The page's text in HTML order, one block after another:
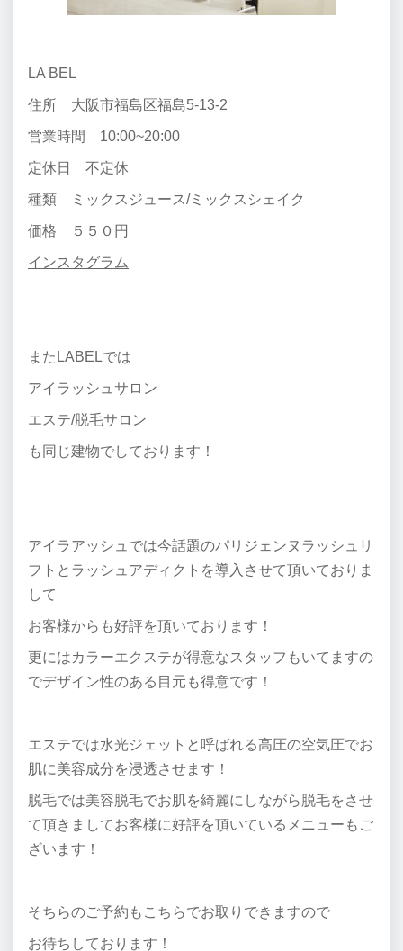
LA BEL
住所 大阪市福島区福島5-13-2
営業時間 10:00~20:00
定休日 不定休
種類 ミックスジュース/ミックスシェイク
価格 ５５０円
インスタグラム
またLABELでは
アイラッシュサロン
エステ/脱毛サロン
も同じ建物でしております！
アイラアッシュでは今話題のパリジェンヌラッシュリ
フトとラッシュアディクトを導入させて頂いておりま
して
お客様からも好評を頂いております！
更にはカラーエクステが得意なスタッフもいてますの
でデザイン性のある目元も得意です！
エステでは水光ジェットと呼ばれる高圧の空気圧でお
肌に美容成分を浸透させます！
脱毛では美容脱毛でお肌を綺麗にしながら脱毛をさせ
て頂きましてお客様に好評を頂いているメニューもご
ざいます！
そちらのご予約もこちらでお取りできますので
お待ちしております！